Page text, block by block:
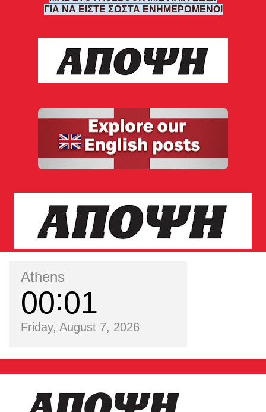
ΓΙΑ ΝΑ ΕΙΣΤΕ ΣΩΣΤΑ ΕΝΗΜΕΡΩΜΕΝΟΙ
Athens
00 01
Friday, August 7, 2026